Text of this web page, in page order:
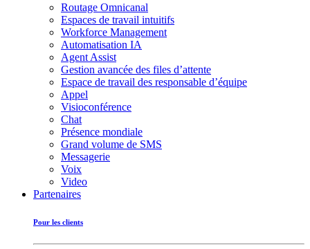
Routage Omnicanal
Espaces de travail intuitifs
Workforce Management
Automatisation IA
Agent Assist
Gestion avancée des files d’attente
Espace de travail des responsable d’équipe
Appel
Visioconférence
Chat
Présence mondiale
Grand volume de SMS
Messagerie
Voix
Video
Partenaires
Pour les clients